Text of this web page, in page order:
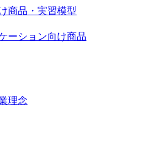
商品・実習模型
ーション向け商品
理念